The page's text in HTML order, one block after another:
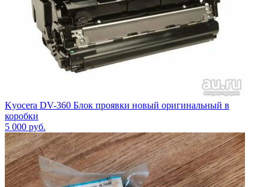
Kyocera DV-360 Блок проявки новый оригинальный в
коробки
5 000 руб.